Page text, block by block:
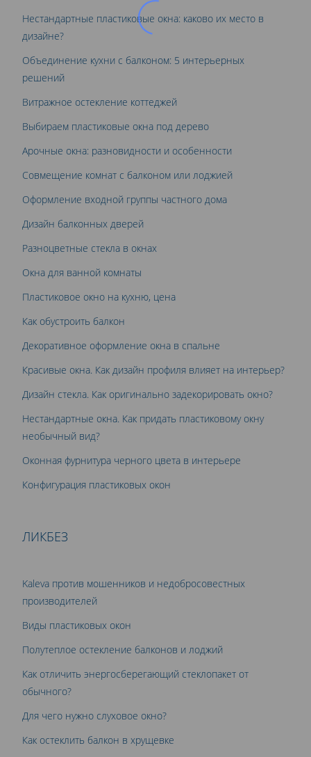
Нестандартные пластиковые окна: каково их место в
дизайне?
Объединение кухни с балконом: 5 интерьерных
решений
Витражное остекление коттеджей
Выбираем пластиковые окна под дерево
Арочные окна: разновидности и особенности
Совмещение комнат с балконом или лоджией
Оформление входной группы частного дома
Дизайн балконных дверей
Разноцветные стекла в окнах
Окна для ванной комнаты
Пластиковое окно на кухню, цена
Как обустроить балкон
Декоративное оформление окна в спальне
Красивые окна. Как дизайн профиля влияет на интерьер?
Дизайн стекла. Как оригинально задекорировать окно?
Нестандартные окна. Как придать пластиковому окну
необычный вид?
Оконная фурнитура черного цвета в интерьере
Конфигурация пластиковых окон
ЛИКБЕЗ
Kaleva против мошенников и недобросовестных
производителей
Виды пластиковых окон
Полутеплое остекление балконов и лоджий
Как отличить энергосберегающий стеклопакет от
обычного?
Для чего нужно слуховое окно?
Как остеклить балкон в хрущевке